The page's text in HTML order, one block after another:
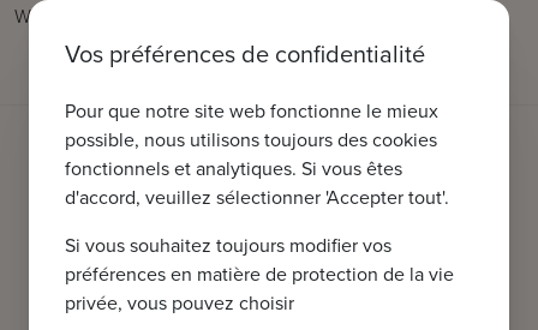
Wout@immax.be.
QUE POUVONS-NOUS FAIRE POUR
Découvrez nos services
complémentaires
Vos préférences de confidentialité
Pour que notre site web fonctionne le mieux
possible, nous utilisons toujours des cookies
fonctionnels et analytiques. Si vous êtes
d'accord, veuillez sélectionner 'Accepter tout'.
Si vous souhaitez toujours modifier vos
préférences en matière de protection de la vie
privée, vous pouvez choisir